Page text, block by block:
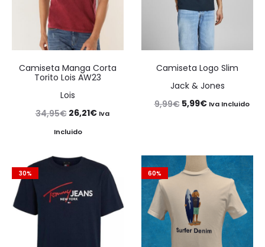
Camiseta Manga Corta
Torito Lois AW23
Lois
34,95€ El
precio
era:
34,95€.
26,21€El
es:
26,21€.
Iva
Incluido
Camiseta Logo Slim
Jack & Jones
9,99€ El
era:
9,99€.
5,99€El
es:
5,99€.
Iva Incluido
30% 60%